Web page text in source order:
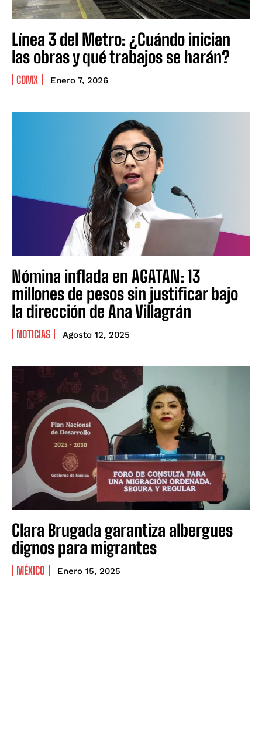
Línea 3 del Metro: ¿Cuándo inician
las obras y qué trabajos se harán?
CDMX Enero 7, 2026
Nómina inflada en AGATAN: 13
millones de pesos sin justificar bajo
la dirección de Ana Villagrán
NOTICIAS Agosto 12, 2025
Clara Brugada garantiza albergues
dignos para migrantes
MÉXICO Enero 15, 2025